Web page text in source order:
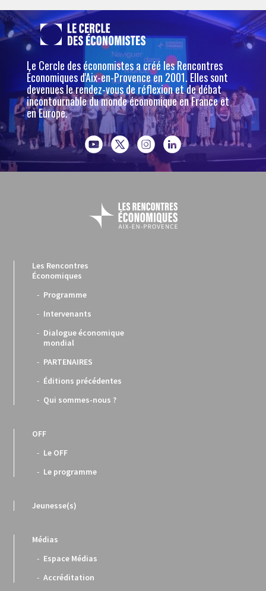
Le Cercle des économistes a créé les Rencontres
Économiques d'Aix-en-Provence en 2001. Elles sont
devenues le rendez-vous de réflexion et de débat
incontournable du monde économique en France et
en Europe.
Les Rencontres
Économiques
Programme
Intervenants
Dialogue économique
mondial
PARTENAIRES
Éditions précédentes
Qui sommes-nous ?
OFF
Le OFF
Le programme
Jeunesse(s)
Médias
Espace Médias
Accréditation